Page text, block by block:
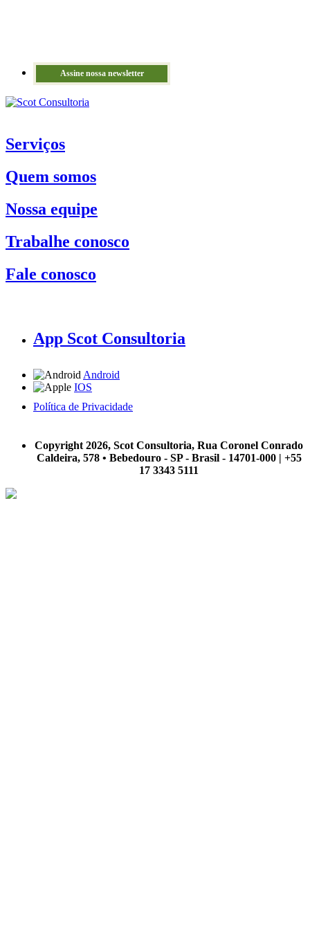
Assine nossa newsletter
Serviços
Quem somos
Nossa equipe
Trabalhe conosco
Fale conosco
App Scot Consultoria
Android
IOS
Política de Privacidade
Copyright 2026, Scot Consultoria, Rua Coronel Conrado
Caldeira, 578 • Bebedouro - SP - Brasil - 14701-000 | +55
17 3343 5111